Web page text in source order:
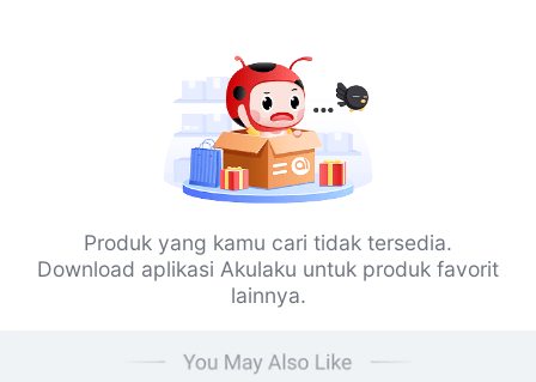
Produk yang kamu cari tidak tersedia.
Download aplikasi Akulaku untuk produk favorit
lainnya.